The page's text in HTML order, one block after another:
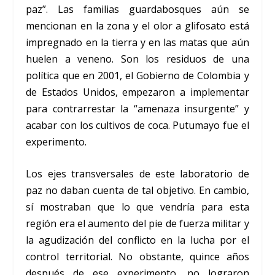
paz”. Las familias guardabosques aún se
mencionan en la zona y el olor a glifosato está
impregnado en la tierra y en las matas que aún
huelen a veneno. Son los residuos de una
política que en 2001, el Gobierno de Colombia y
de Estados Unidos, empezaron a implementar
para contrarrestar la “amenaza insurgente” y
acabar con los cultivos de coca. Putumayo fue el
experimento.
Los ejes transversales de este laboratorio de
paz no daban cuenta de tal objetivo. En cambio,
sí mostraban que lo que vendría para esta
región era el aumento del pie de fuerza militar y
la agudización del conflicto en la lucha por el
control territorial. No obstante, quince años